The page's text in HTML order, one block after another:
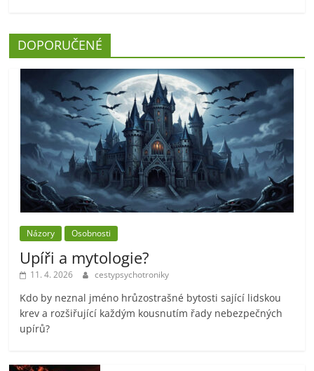
DOPORUČENÉ
Názory Osobnosti
Upíři a mytologie?
11. 4. 2026 cestypsychotroniky
Kdo by neznal jméno hrůzostrašné bytosti sající lidskou
krev a rozšiřující každým kousnutím řady nebezpečných
upírů?